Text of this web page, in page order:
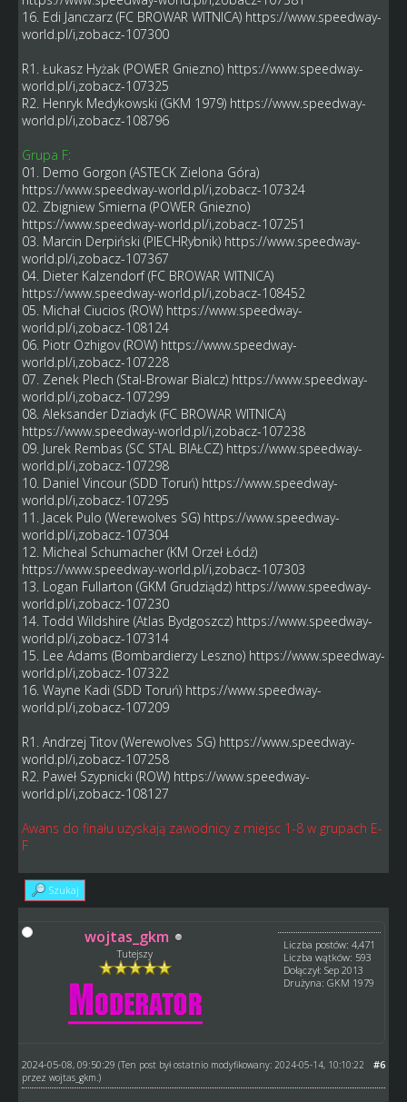
16. Edi Janczarz (FC BROWAR WITNICA) https://www.speedway-
world.pl/i,zobacz-107300
R1. Łukasz Hyżak (POWER Gniezno) https://www.speedway-
world.pl/i,zobacz-107325
R2. Henryk Medykowski (GKM 1979) https://www.speedway-
world.pl/i,zobacz-108796
Grupa F:
01. Demo Gorgon (ASTECK Zielona Góra)
https://www.speedway-world.pl/i,zobacz-107324
02. Zbigniew Smierna (POWER Gniezno)
https://www.speedway-world.pl/i,zobacz-107251
03. Marcin Derpiński (PIECHRybnik) https://www.speedway-
world.pl/i,zobacz-107367
04. Dieter Kalzendorf (FC BROWAR WITNICA)
https://www.speedway-world.pl/i,zobacz-108452
05. Michał Ciucios (ROW) https://www.speedway-
world.pl/i,zobacz-108124
06. Piotr Ozhigov (ROW) https://www.speedway-
world.pl/i,zobacz-107228
07. Zenek Plech (Stal-Browar Bialcz) https://www.speedway-
world.pl/i,zobacz-107299
08. Aleksander Dziadyk (FC BROWAR WITNICA)
https://www.speedway-world.pl/i,zobacz-107238
09. Jurek Rembas (SC STAL BIAŁCZ) https://www.speedway-
world.pl/i,zobacz-107298
10. Daniel Vincour (SDD Toruń) https://www.speedway-
world.pl/i,zobacz-107295
11. Jacek Pulo (Werewolves SG) https://www.speedway-
world.pl/i,zobacz-107304
12. Micheal Schumacher (KM Orzeł Łódź)
https://www.speedway-world.pl/i,zobacz-107303
13. Logan Fullarton (GKM Grudziądz) https://www.speedway-
world.pl/i,zobacz-107230
14. Todd Wildshire (Atlas Bydgoszcz) https://www.speedway-
world.pl/i,zobacz-107314
15. Lee Adams (Bombardierzy Leszno) https://www.speedway-
world.pl/i,zobacz-107322
16. Wayne Kadi (SDD Toruń) https://www.speedway-
world.pl/i,zobacz-107209
R1. Andrzej Titov (Werewolves SG) https://www.speedway-
world.pl/i,zobacz-107258
R2. Paweł Szypnicki (ROW) https://www.speedway-
world.pl/i,zobacz-108127
Awans do finału uzyskają zawodnicy z miejsc 1-8 w grupach E-
F
Szukaj
wojtas_gkm
Tutejszy
Liczba postów: 4,471
Liczba wątków: 593
Dołączył: Sep 2013
Drużyna: GKM 1979
#6
2024-05-08, 09:50:29 (Ten post był ostatnio modyfikowany: 2024-05-14, 10:10:22
przez wojtas_gkm.)